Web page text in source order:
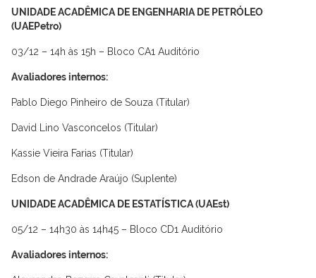
UNIDADE ACADÊMICA DE ENGENHARIA DE PETRÓLEO
(UAEPetro)
03/12 – 14h às 15h – Bloco CA1 Auditório
Avaliadores internos:
Pablo Diego Pinheiro de Souza (Titular)
David Lino Vasconcelos (Titular)
Kassie Vieira Farias (Titular)
Edson de Andrade Araújo (Suplente)
UNIDADE ACADÊMICA DE ESTATÍSTICA (UAEst)
05/12 – 14h30 às 14h45 – Bloco CD1 Auditório
Avaliadores internos: